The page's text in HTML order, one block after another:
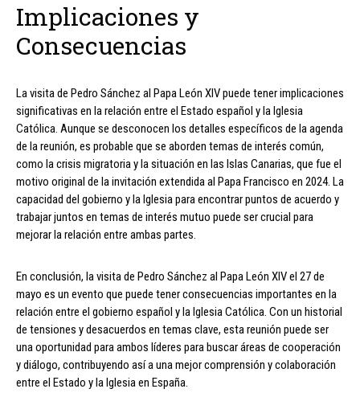
Implicaciones y
Consecuencias
La visita de Pedro Sánchez al Papa León XIV puede tener implicaciones
significativas en la relación entre el Estado español y la Iglesia
Católica. Aunque se desconocen los detalles específicos de la agenda
de la reunión, es probable que se aborden temas de interés común,
como la crisis migratoria y la situación en las Islas Canarias, que fue el
motivo original de la invitación extendida al Papa Francisco en 2024. La
capacidad del gobierno y la Iglesia para encontrar puntos de acuerdo y
trabajar juntos en temas de interés mutuo puede ser crucial para
mejorar la relación entre ambas partes.
En conclusión, la visita de Pedro Sánchez al Papa León XIV el 27 de
mayo es un evento que puede tener consecuencias importantes en la
relación entre el gobierno español y la Iglesia Católica. Con un historial
de tensiones y desacuerdos en temas clave, esta reunión puede ser
una oportunidad para ambos líderes para buscar áreas de cooperación
y diálogo, contribuyendo así a una mejor comprensión y colaboración
entre el Estado y la Iglesia en España.